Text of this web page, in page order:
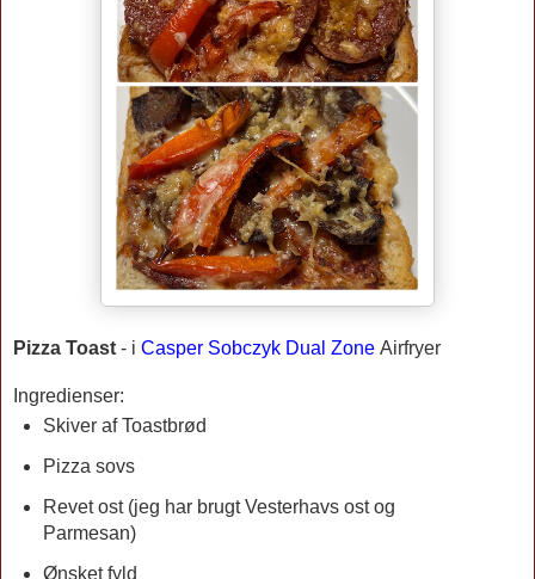
Pizza Toast - i Casper Sobczyk Dual Zone Airfryer
Ingredienser:
Skiver af Toastbrød
Pizza sovs
Revet ost (jeg har brugt Vesterhavs ost og
Parmesan)
Ønsket fyld